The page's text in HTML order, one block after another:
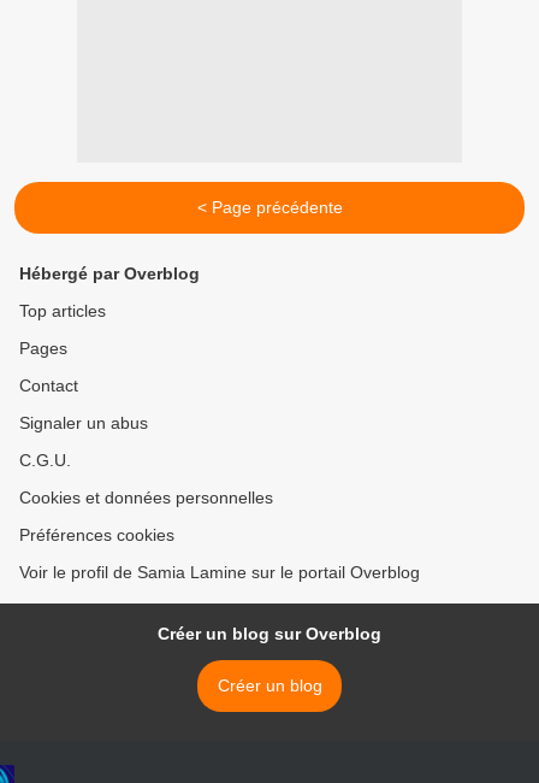
< Page précédente
Hébergé par Overblog
Top articles
Pages
Contact
Signaler un abus
C.G.U.
Cookies et données personnelles
Préférences cookies
Voir le profil de Samia Lamine sur le portail Overblog
Créer un blog sur Overblog
Créer un blog